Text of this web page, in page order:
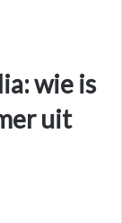
wie is
uit